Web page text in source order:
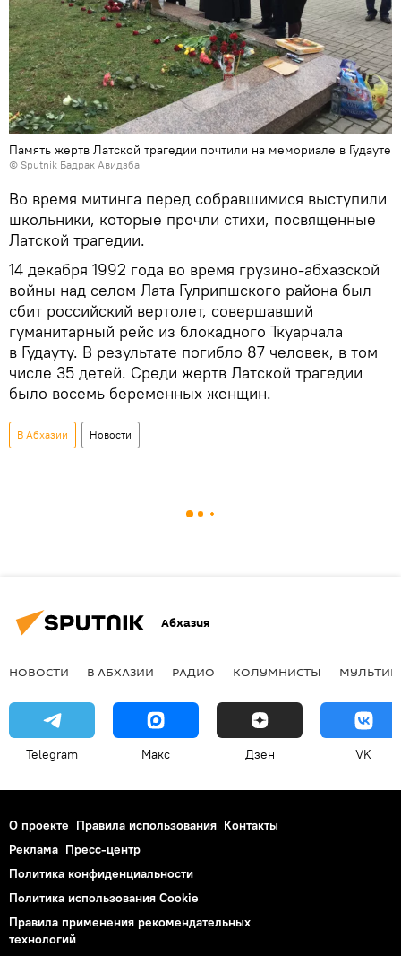
Память жертв Латской трагедии почтили на мемориале в Гудауте
© Sputnik Бадрак Авидзба
Во время митинга перед собравшимися выступили
школьники, которые прочли стихи, посвященные
Латской трагедии.
14 декабря 1992 года во время грузино-абхазской
войны над селом Лата Гулрипшского района был
сбит российский вертолет, совершавший
гуманитарный рейс из блокадного Ткуарчала
в Гудауту. В результате погибло 87 человек, в том
числе 35 детей. Среди жертв Латской трагедии
было восемь беременных женщин.
В Абхазии Новости
Абхазия
НОВОСТИ В АБХАЗИИ РАДИО КОЛУМНИСТЫ
Telegram Макс Дзен VK
О проекте Правила использования Контакты
Реклама Пресс-центр
Политика конфиденциальности
Политика использования Cookie
Правила применения рекомендательных
технологий